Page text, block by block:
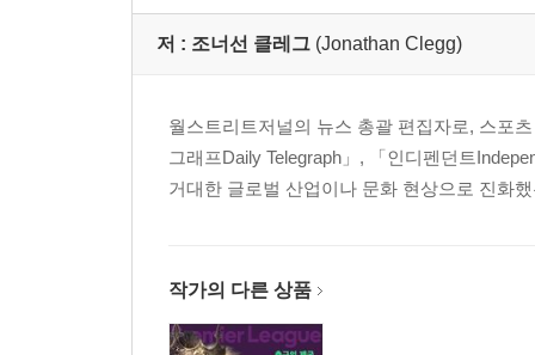
저 : 조너선 클레그 (Jonathan Clegg)
월스트리트저널의 뉴스 총괄 편집자로, 스포
그래프Daily Telegraph」, 「인디펜던트
거대한 글로벌 산업이나 문화 현상으로 진화
작가의 다른 상품